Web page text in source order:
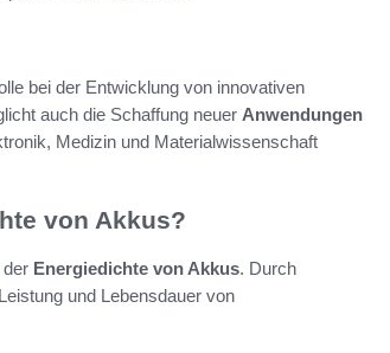
bei der Entwicklung von innovativen
auch die Schaffung neuer Anwendungen
Medizin und Materialwissenschaft
von Akkus?
der Energiedichte von Akkus. Durch
und Lebensdauer von